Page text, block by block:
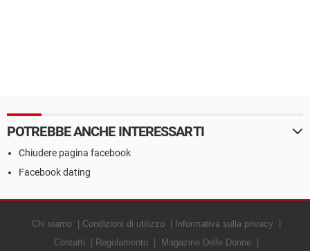
POTREBBE ANCHE INTERESSARTI
Chiudere pagina facebook
Facebook dating
Chi siamo Condizioni di utilizzo
Informativa sulla privacy
Contatti
Regolamento
Magazine Delle Donne